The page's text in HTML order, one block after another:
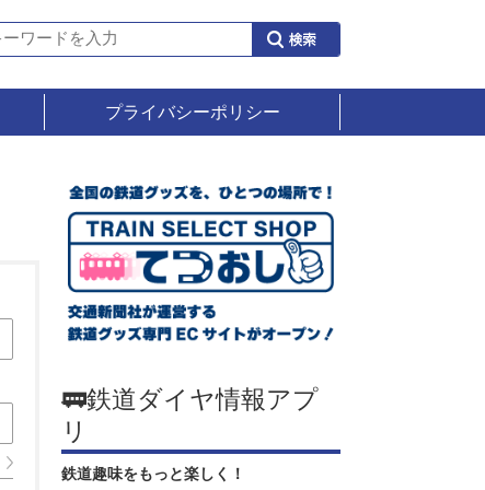
プライバシーポリシー
🚃鉄道ダイヤ情報アプ
リ
鉄道趣味をもっと楽しく！